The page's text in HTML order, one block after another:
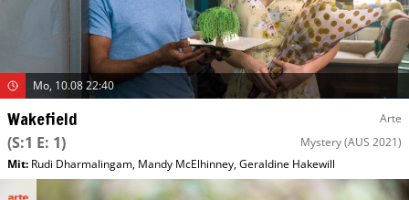
Mo, 10.08 22:40
Wakefield Arte
(S:1 E: 1) Mystery(AUS 2021)
Mit: Rudi Dharmalingam, Mandy McElhinney,Geraldine Hakewill